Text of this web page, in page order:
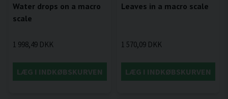
Water drops on a macro
scale
1 998,49 DKK
LÆG I INDKØBSKURVEN
Leaves in a macro scale
1 570,09 DKK
LÆG I INDKØBSKURVEN